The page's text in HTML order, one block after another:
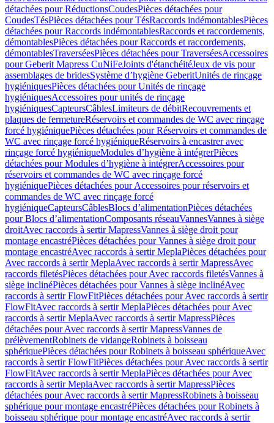
détachées pour RéductionsCoudesPièces détachées pour
CoudesTésPièces détachées pour TésRaccords indémontablesPièces
détachées pour Raccords indémontablesRaccords et raccordements,
démontablesPièces détachées pour Raccords et raccordements,
démontablesTraverséesPièces détachées pour TraverséesAccessoires
pour Geberit Mapress CuNiFeJoints d'étanchéitéJeux de vis pour
assemblages de bridesSystème d’hygiène GeberitUnités de rinçage
hygiéniquesPièces détachées pour Unités de rinçage
hygiéniquesAccessoires pour unités de rinçage
hygiéniquesCapteursCâblesLimiteurs de débitRecouvrements et
plaques de fermetureRéservoirs et commandes de WC avec rinçage
forcé hygiéniquePièces détachées pour Réservoirs et commandes de
WC avec rinçage forcé hygiéniqueRéservoirs à encastrer avec
rinçage forcé hygiéniqueModules d’hygiène à intégrerPièces
détachées pour Modules d’hygiène à intégrerAccessoires pour
réservoirs et commandes de WC avec rinçage forcé
hygiéniquePièces détachées pour Accessoires pour réservoirs et
commandes de WC avec rinçage forcé
hygiéniqueCapteursCâblesBlocs d’alimentationPièces détachées
pour Blocs d’alimentationComposants réseauVannesVannes à siège
droitAvec raccords à sertir MapressVannes à siège droit pour
montage encastréPièces détachées pour Vannes à siège droit pour
montage encastréAvec raccords à sertir MeplaPièces détachées pour
Avec raccords à sertir MeplaAvec raccords à sertir MapressAvec
raccords filetésPièces détachées pour Avec raccords filetésVannes à
siège inclinéPièces détachées pour Vannes à siège inclinéAvec
raccords à sertir FlowFitPièces détachées pour Avec raccords à sertir
FlowFitAvec raccords à sertir MeplaPièces détachées pour Avec
raccords à sertir MeplaAvec raccords à sertir MapressPièces
détachées pour Avec raccords à sertir MapressVannes de
prélèvementRobinets de vidangeRobinets à boisseau
sphériquePièces détachées pour Robinets à boisseau sphériqueAvec
raccords à sertir FlowFitPièces détachées pour Avec raccords à sertir
FlowFitAvec raccords à sertir MeplaPièces détachées pour Avec
raccords à sertir MeplaAvec raccords à sertir MapressPièces
détachées pour Avec raccords à sertir MapressRobinets à boisseau
sphérique pour montage encastréPièces détachées pour Robinets à
boisseau sphérique pour montage encastréAvec raccords à sertir